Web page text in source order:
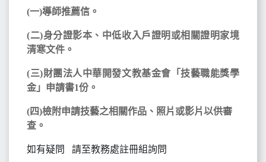
(一)導師推薦信。
(二)身分證影本、中低收入戶證明或相關證明家境
清寒文件。
(三)財團法人中華開發文教基金會「技藝職能獎學
金」申請書1份。
(四)檢附申請技藝之相關作品、照片或影片以供審
查。
如有疑問 請至教務處註冊組詢問